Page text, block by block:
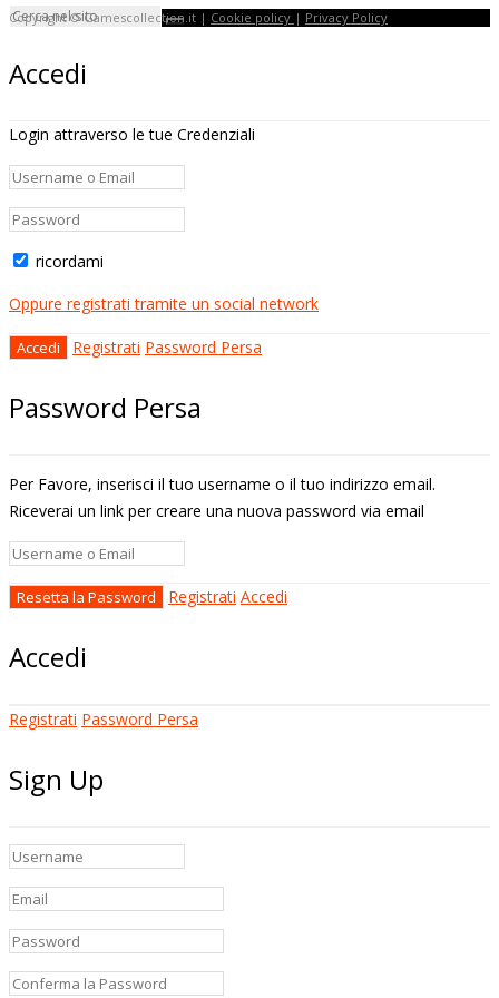
Copyright © Gamescollection.it | Cookie policy | Privacy Policy
Accedi
Login attraverso le tue Credenziali
ricordami
Oppure registrati tramite un social network
Registrati Password Persa
Password Persa
Per Favore, inserisci il tuo username o il tuo indirizzo email.
Riceverai un link per creare una nuova password via email
Registrati Accedi
Accedi
Registrati Password Persa
Sign Up